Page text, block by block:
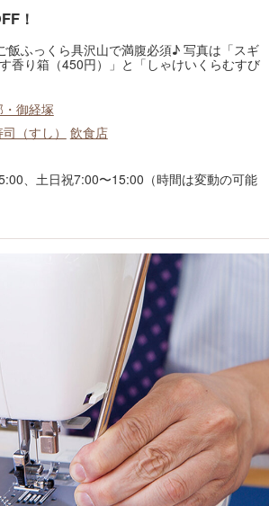
！
飯ふっくら具沢山で満腹必須♪ 写真は「スギ
香り箱（450円）」と「しゃけいくらむすび
御経塚
（すし） 飲食店
、土日祝7:00〜15:00（時間は変動の可能